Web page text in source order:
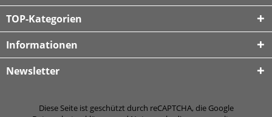
TOP-Kategorien
Informationen
Newsletter
Diese Seite ist geschützt durch reCAPTCHA, die Google